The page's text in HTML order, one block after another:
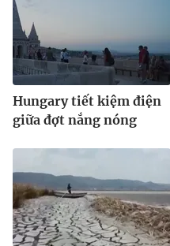
Hungary tiết kiệm điện
giữa đợt nắng nóng